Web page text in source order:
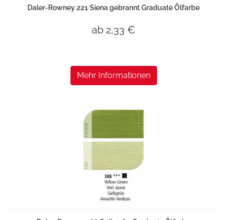
Daler-Rowney 221 Siena gebrannt Graduate Ölfarbe
ab 2,33 €
Mehr Informationen